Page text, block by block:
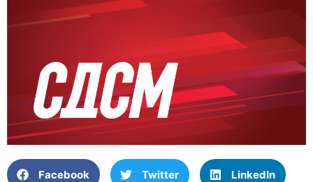
Facebook Twitter LinkedIn